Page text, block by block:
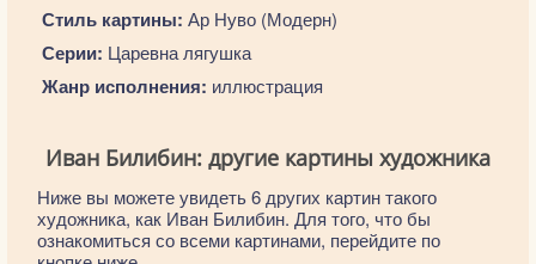
Стиль картины: Ар Нуво (Модерн)
Серии: Царевна лягушка
Жанр исполнения: иллюстрация
Иван Билибин: другие картины художника
Ниже вы можете увидеть 6 других картин такого
художника, как Иван Билибин. Для того, что бы
ознакомиться со всеми картинами, перейдите по